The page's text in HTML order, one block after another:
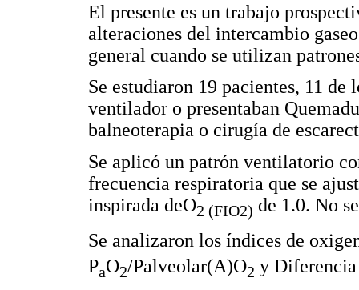
El presente es un trabajo
alteraciones del intercambio
general cuando se utilizan
Se estudiaron 19 pacientes, 11 de
ventilador o presentaban
balneoterapia o cirugía de
Se aplicó un patrón ventilatorio
frecuencia respiratoria que se
inspirada deO2 (FIO2) de 1.0. No
Se analizaron los índices de
PaO2/Palveolar(A)O2 y